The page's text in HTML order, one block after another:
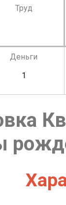
Труд
Деньги
1